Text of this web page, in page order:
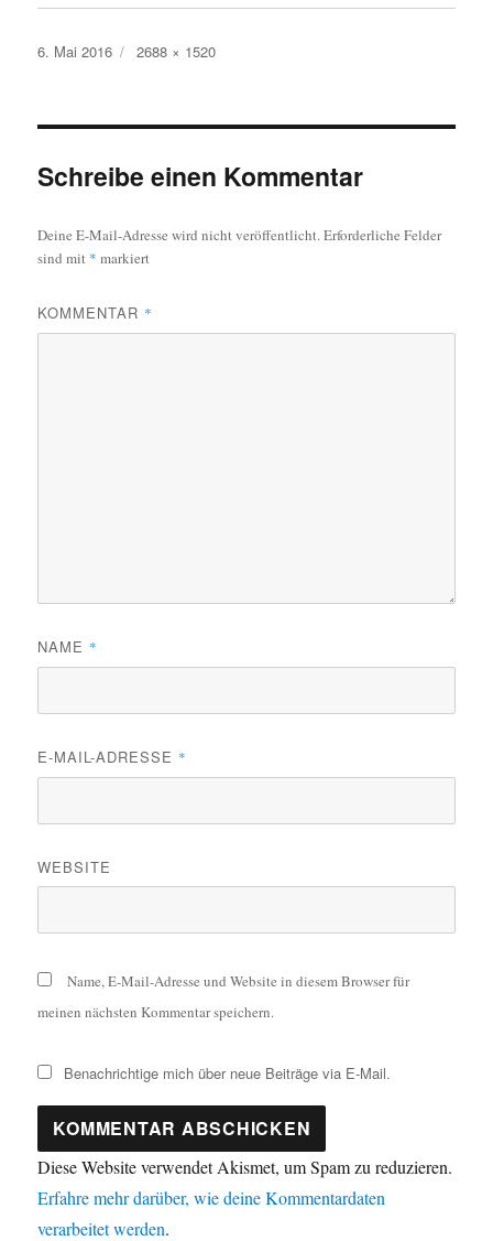
Veröffentlicht
6. Mai 2016
Volle
2688 × 1520
Schreibe einen Kommentar
Deine E-Mail-Adresse wird nicht veröffentlicht.Erforderliche Felder
sind mit * markiert
KOMMENTAR *
NAME *
E-MAIL-ADRESSE *
WEBSITE
Name, E-Mail-Adresse und Website in diesem Browser für
meinen nächsten Kommentar speichern.
Benachrichtige mich über neue Beiträge via E-Mail.
Diese Website verwendet Akismet, um Spam zu reduzieren.
Erfahre mehr darüber, wie deine Kommentardaten
verarbeitet werden.